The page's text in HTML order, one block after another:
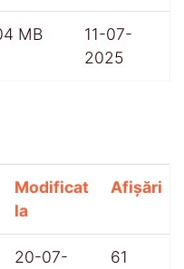
MB
11-07-
2025
Modificat
la
Afișări
20-07-
61